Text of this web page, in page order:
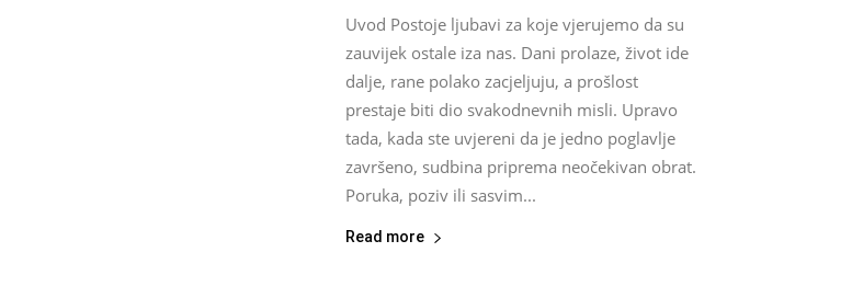
Uvod Postoje ljubavi za koje vjerujemo da su
zauvijek ostale iza nas. Dani prolaze, život ide
dalje, rane polako zacjeljuju, a prošlost
prestaje biti dio svakodnevnih misli. Upravo
tada, kada ste uvjereni da je jedno poglavlje
završeno, sudbina priprema neočekivan obrat.
Poruka, poziv ili sasvim...
Read more